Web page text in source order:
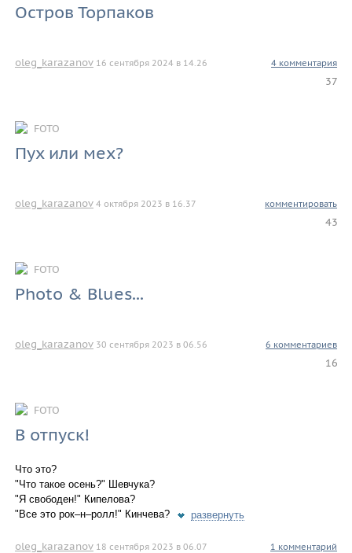
Остров Торпаков
oleg_karazanov 16 сентября 2024 в 14.26 4 комментария
37
FOTO
Пух или мех?
oleg_karazanov 4 октября 2023 в 16.37 комментировать
43
FOTO
Photo & Blues...
oleg_karazanov 30 сентября 2023 в 06.56 6 комментариев
16
FOTO
В отпуск!
Что это?
"Что такое осень?" Шевчука?
"Я свободен!" Кипелова?
"Все это рок–н–ролл!" Кинчева?
развернуть
oleg_karazanov 18 сентября 2023 в 06.07 1 комментарий